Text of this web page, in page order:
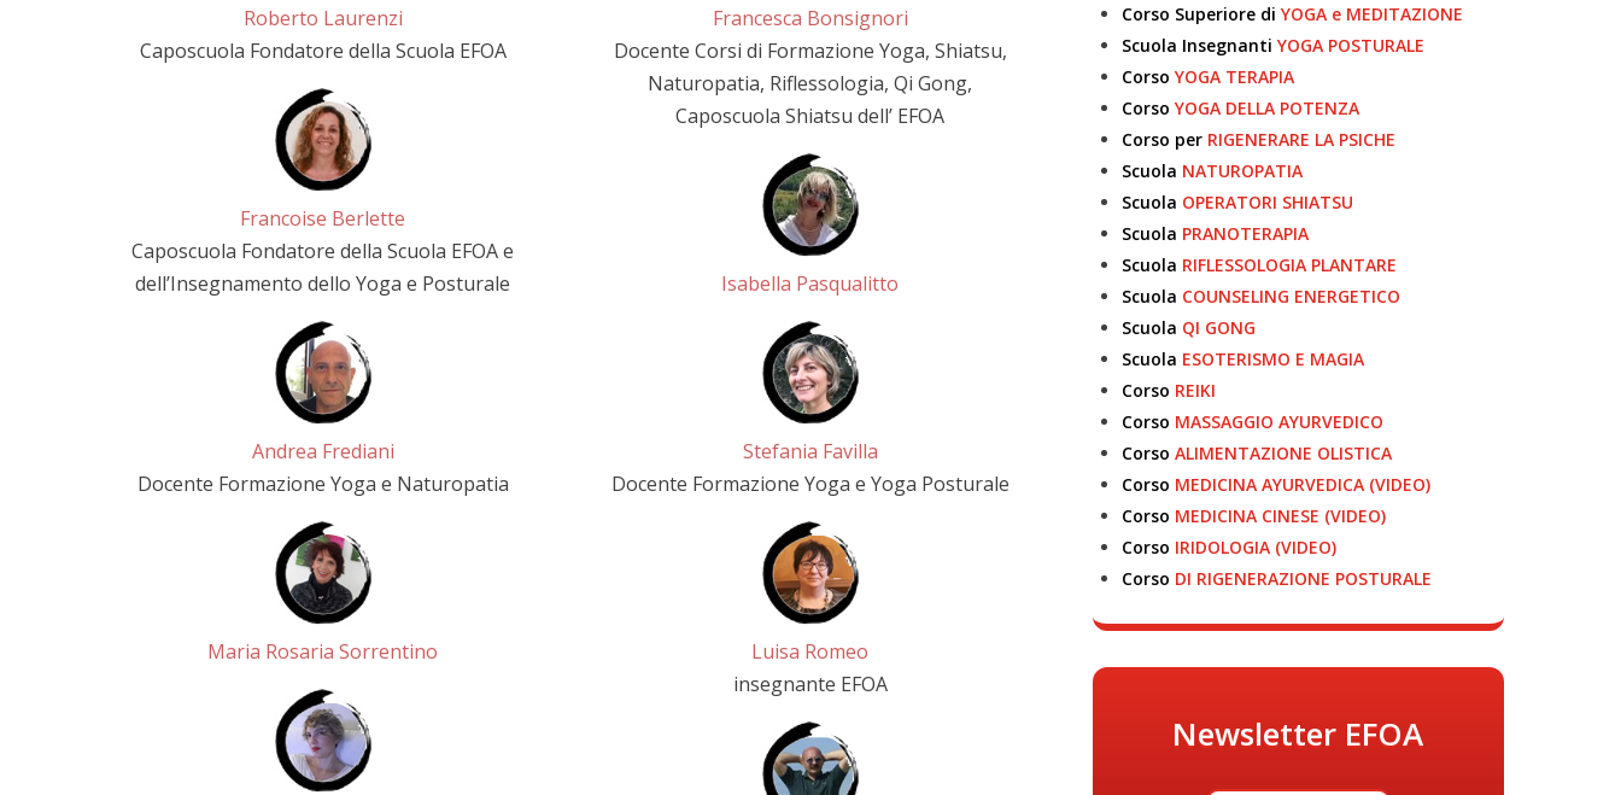
Roberto Laurenzi
Caposcuola Fondatore della Scuola EFOA
Francoise Berlette
Caposcuola Fondatore della Scuola EFOA e
dell’Insegnamento dello Yoga e Posturale
Andrea Frediani
Docente Formazione Yoga e Naturopatia
Maria Rosaria Sorrentino
Francesca Bonsignori
Docente Corsi di Formazione Yoga, Shiatsu,
Naturopatia, Riflessologia, Qi Gong,
Caposcuola Shiatsu dell’ EFOA
Isabella Pasqualitto
Stefania Favilla
Docente Formazione Yoga e Yoga Posturale
Luisa Romeo
insegnante EFOA
Corso Superiore di YOGA e MEDITAZIONE
Scuola Insegnanti YOGA POSTURALE
Corso YOGA TERAPIA
Corso YOGA DELLA POTENZA
Corso perRIGENERARE LA PSICHE
Scuola NATUROPATIA
Scuola OPERATORI SHIATSU
Scuola PRANOTERAPIA
Scuola RIFLESSOLOGIA PLANTARE
Scuola COUNSELING ENERGETICO
Scuola QI GONG
Scuola ESOTERISMO E MAGIA
Corso REIKI
Corso MASSAGGIO AYURVEDICO
Corso ALIMENTAZIONE OLISTICA
Corso MEDICINA AYURVEDICA (VIDEO)
Corso MEDICINA CINESE (VIDEO)
Corso IRIDOLOGIA (VIDEO)
Corso DI RIGENERAZIONE POSTURALE
Newsletter EFOA